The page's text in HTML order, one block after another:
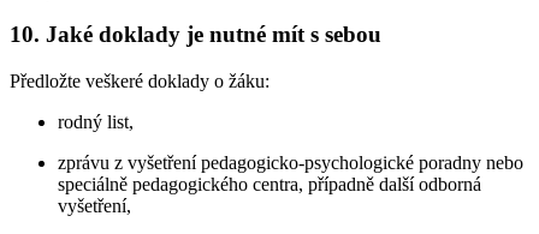
10. Jaké doklady je nutné mít s sebou
Předložte veškeré doklady o žáku:
rodný list,
zprávu z vyšetření pedagogicko-psychologické poradny nebo
speciálně pedagogického centra, případně další odborná
vyšetření,